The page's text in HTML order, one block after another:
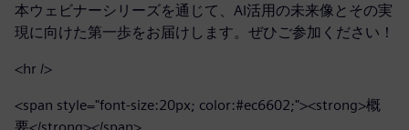
本ウェビナーシリーズを通じて、AI活用の未来像とその実
現に向けた第一歩をお届けします。ぜひご参加ください！
<hr />
<span style="font-size:20px; color:#ec6602;"><strong>概
要</strong></span>